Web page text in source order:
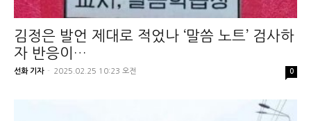
김정은 발언 제대로 적었나 ‘말씀 노트’ 검사하
자 반응이…
선화 기자 - 2025.02.25 10:23 오전 0